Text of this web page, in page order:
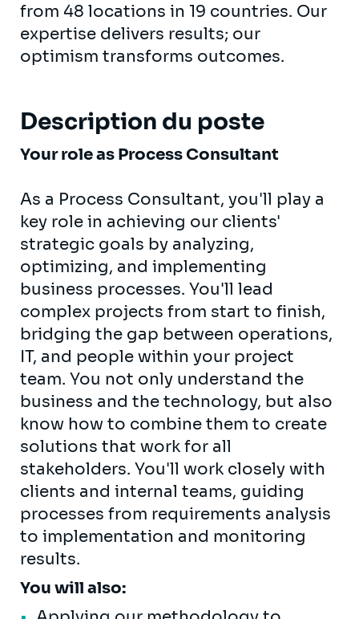
from 48 locations in 19 countries. Our
expertise delivers results; our
optimism transforms outcomes.
Description du poste
Your role as Process Consultant
As a Process Consultant, you'll play a
key role in achieving our clients'
strategic goals by analyzing,
optimizing, and implementing
business processes. You'll lead
complex projects from start to finish,
bridging the gap between operations,
IT, and people within your project
team. You not only understand the
business and the technology, but also
know how to combine them to create
solutions that work for all
stakeholders. You'll work closely with
clients and internal teams, guiding
processes from requirements analysis
to implementation and monitoring
results.
You will also: